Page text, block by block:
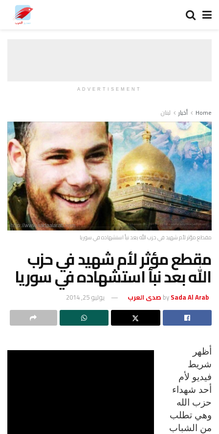
الله بعد نبأ استشهاده في سوريا
لأم شهيد في حزب
استشهاده في سوريا
يوليو 25, 2014